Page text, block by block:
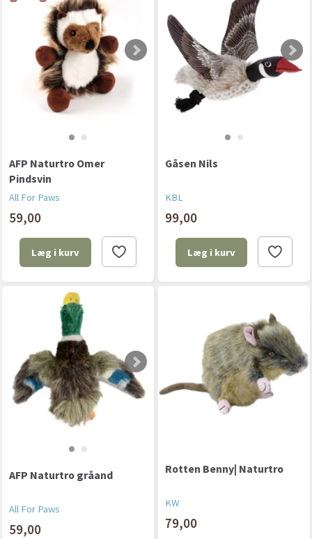
AFP Naturtro Omer
Pindsvin
All For Paws
59,00
Læg i kurv
Gåsen Nils
KBL
99,00
Læg i kurv
AFP Naturtro gråand
All For Paws
59,00
Rotten Benny| Naturtro
KW
79,00